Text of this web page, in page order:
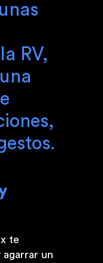
RV,
te
un